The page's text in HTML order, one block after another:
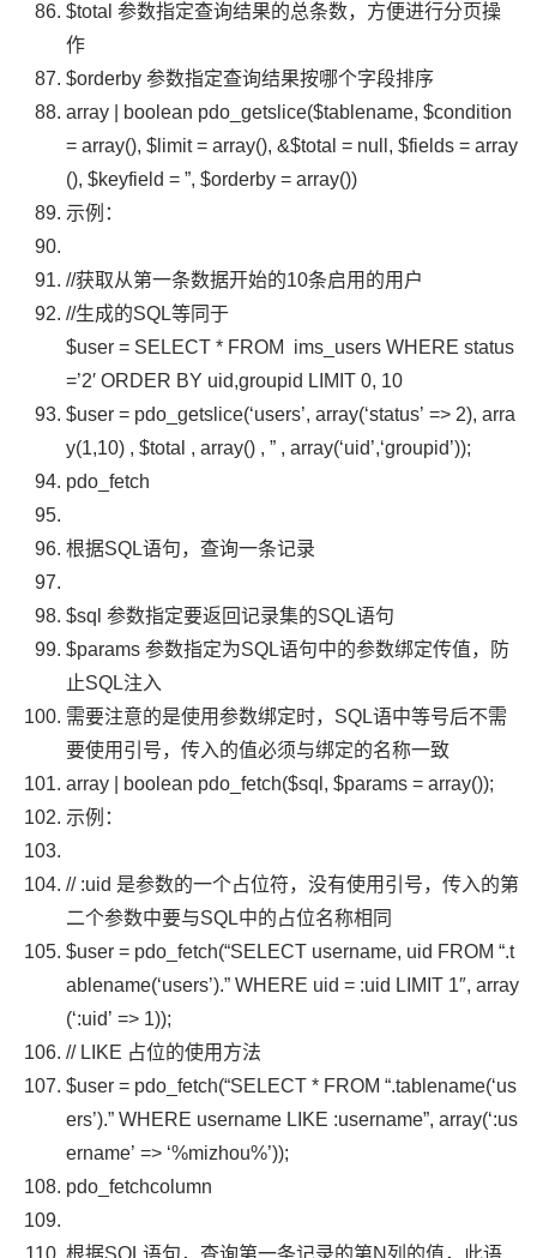
$total 参数指定查询结果的总条数，方便进行分页操
作
$orderby 参数指定查询结果按哪个字段排序
array
boolean pdo_getslice($tablename, $condition
= array(), $limit= array(), &$total = null , $fields = array
(), $keyfield = ”, $orderby = array())
示例：
//获取从第一条数据开始的10条启用的用户
//生成的SQL等同于
$user = SELECT * FROM ims_users WHERE status
=’2′ ORDER BY uid,groupid LIMIT 0, 10
$user = pdo_getslice(‘users’, array(‘status’ => 2), arra
y(1,10) , $total , array() , ” , array(‘uid’,‘groupid’));
pdo_fetch
根据SQL语句，查询一条记录
$sql 参数指定要返回记录集的SQL语句
$params 参数指定为SQL语句中的参数绑定传值，防
止SQL注入
需要注意的是使用参数绑定时， SQL语中等号后不需
要使用引号，传入的值必须与绑定的名称一致
array
boolean pdo_fetch($sql , $params = array());
示例：
// :uid 是参数的一个占位符，没有使用引号，传入的第
二个参数中要与SQL中的占位名称相同
$user = pdo_fetch(“SELECT username, uid FROM “.t
ablename(‘users’).” WHERE uid = :uid LIMIT 1″, array
(‘:uid’ => 1));
// LIKE 占位的使用方法
$user = pdo_fetch(“SELECT * FROM “.tablename(‘us
ers’).” WHERE username LIKE :username”, array(‘:us
ername’ => ‘%mizhou%’));
pdo_fetchcolumn
根据SQL语句，查询第一条记录的第N 列的值，此语